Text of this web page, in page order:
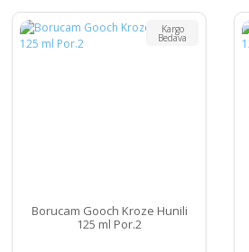
Kargo
Bedava
Borucam Gooch Kroze Hunili
125 ml Por.2